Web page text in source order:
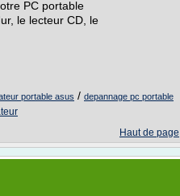
PC portable
le lecteur CD, le
portable asus / depannage pc portable
Haut de page